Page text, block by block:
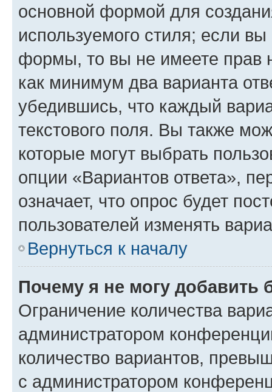
основной формой для
используемого стиля; если
формы, то вы не имеете прав
как минимум два варианта
убедившись, что каждый
текстового поля. Вы также
которые могут выбрать
опции «Вариантов ответа»,
означает, что опрос будет
пользователей изменять
Вернуться к началу
Почему я не могу добавить
Ограничение количества
администратором
количество вариантов,
с администратором